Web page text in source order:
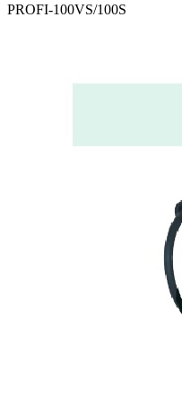
PROFI-100VS/100S